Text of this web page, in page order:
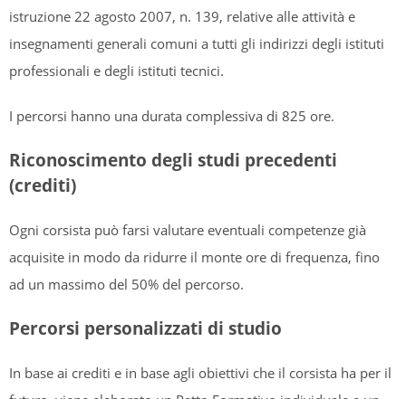
istruzione 22 agosto 2007, n. 139, relative alle attività e
insegnamenti generali comuni a tutti gli indirizzi degli istituti
professionali e degli istituti tecnici.
I percorsi hanno una durata complessiva di 825 ore.
Riconoscimento degli studi precedenti
(crediti)
Ogni corsista può farsi valutare eventuali competenze già
acquisite in modo da ridurre il monte ore di frequenza, fino
ad un massimo del 50% del percorso.
Percorsi personalizzati di studio
In base ai crediti e in base agli obiettivi che il corsista ha per il